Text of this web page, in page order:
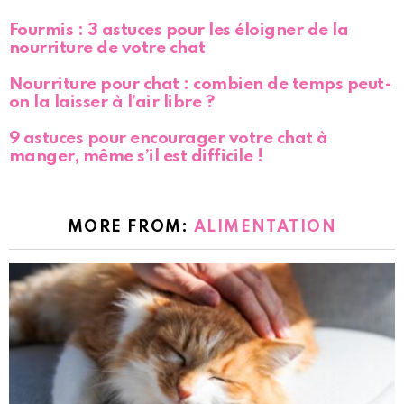
Fourmis : 3 astuces pour les éloigner de la
nourriture de votre chat
Nourriture pour chat : combien de temps peut-
on la laisser à l’air libre ?
9 astuces pour encourager votre chat à
manger, même s’il est difficile !
MORE FROM: ALIMENTATION